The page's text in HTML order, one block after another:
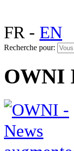
FR- EN
Recherche pour:
OWNI